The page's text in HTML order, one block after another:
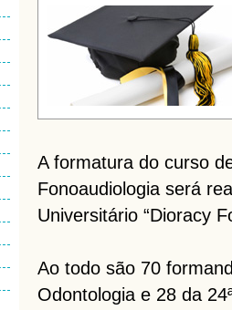
A formatura do curso
Fonoaudiologia será
Universitário “Dioracy
Ao todo são 70
Odontologia e 28 da